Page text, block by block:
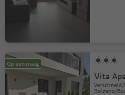
Op aanvraag
Vita
Bolzano/